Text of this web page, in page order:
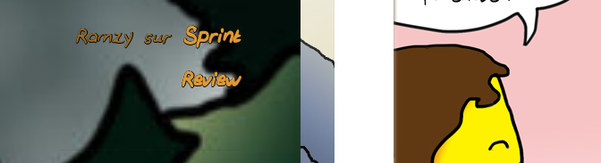
Ramzysur Sprint
Review